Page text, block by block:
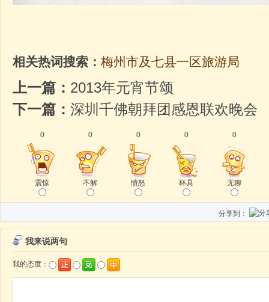
相关热词搜索： 梅州市及七县一区旅游局
上一篇： 2013年元宵节颂
下一篇： 深圳千佛朝拜团感恩联欢晚会
0
震惊
0
不解
0
愤怒
0
杯具
0
无聊
分享到：